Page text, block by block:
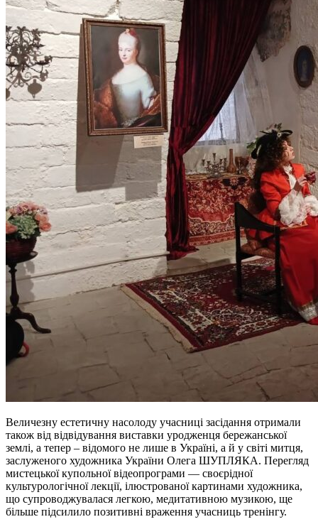
Величезну естетичну насолоду учасниці засідання отримали
також від відвідування виставки уродженця бережанської
землі, а тепер – відомого не лише в Україні, а й у світі митця,
заслуженого художника України Олега ШУПЛЯКА. Перегляд
мистецької купольної відеопрограми — своєрідної
культурологічної лекції, ілюстрованої картинами художника,
що супроводжувалася легкою, медитативною музикою, ще
більше підсилило позитивні враження учасниць тренінгу.